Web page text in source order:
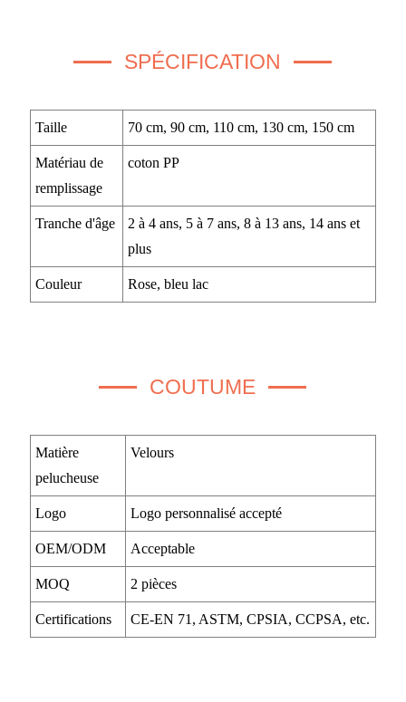
SPÉCIFICATION
Taille 70 cm, 90 cm, 110 cm, 130 cm, 150 cm
Matériau de
remplissage
coton PP
Tranche d'âge
2 à 4 ans, 5 à 7 ans, 8 à 13 ans, 14 ans et
plus
Couleur Rose, bleu lac
COUTUME
Matière
pelucheuse
Velours
Logo Logo personnalisé accepté
OEM/ODM Acceptable
MOQ 2 pièces
Certifications CE-EN 71, ASTM, CPSIA, CCPSA, etc.